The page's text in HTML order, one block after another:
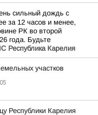
сильный дождь с
за 12 часов и менее,
РК во второй
года. Будьте
Республика Карелия
участков
Республики Карелия